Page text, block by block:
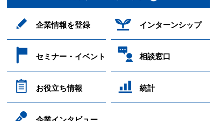
企業情報を登録 インターンシップ
セミナー・イベント 相談窓口
お役立ち情報 統計